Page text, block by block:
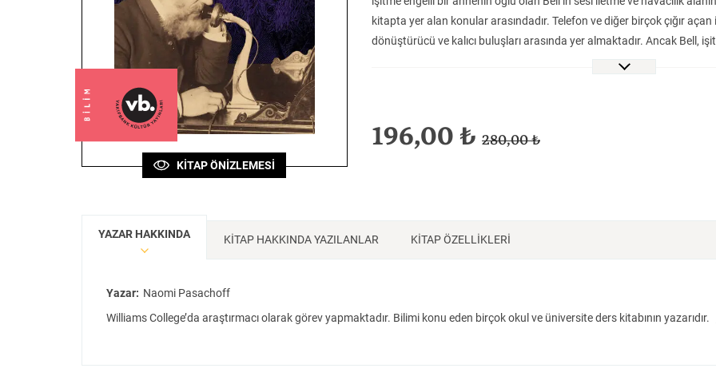
Klasik Bilim
Sanat
Bilim
Felsefe
Tarih
Tarih
KİTAP ÖNİZLEMESİ
kitapta yer alan konular arasındadır. Telefon ve diğer birçok çığır açan
dönüştürücü ve kalıcı buluşları arasında yer almaktadır. Ancak Bell,
çalışmaları, onlara eğitim vermenin yanı sıra iletişimi kolaylaştıracak
Bell’in yaşamına ait detayların yanında telefon ile fotofonun çalışma
196,00 ₺ 280,00 ₺
YAZAR HAKKINDA KİTAP HAKKINDA YAZILANLAR KİTAP ÖZELLİKLERİ
Yazar: Naomi Pasachoff
Williams College’da araştırmacı olarak görev yapmaktadır. Bilimi konu eden birçok okul ve üniversite ders kitabının yazarıdır.